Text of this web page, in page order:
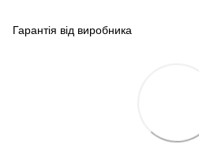
Гарантія від виробника